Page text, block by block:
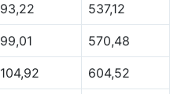
93,22 537,12
99,01 570,48
104,92 604,52